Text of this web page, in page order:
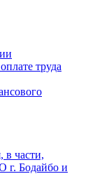
труда
в части,
г. Бодайбо и